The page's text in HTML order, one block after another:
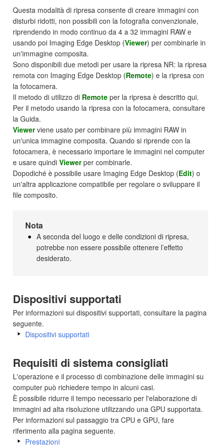
Questa modalità di ripresa consente di creare immagini con
disturbi ridotti, non possibili con la fotografia convenzionale,
riprendendo in modo continuo da 4 a 32 immagini RAW e
usando poi Imaging Edge Desktop (Viewer) per combinarle in
un'immagine composita.
Sono disponibili due metodi per usare la ripresa NR: la ripresa
remota con Imaging Edge Desktop (Remote) e la ripresa con
la fotocamera.
Il metodo di utilizzo di Remote per la ripresa è descritto qui.
Per il metodo usando la ripresa con la fotocamera, consultare
la Guida.
Viewerviene usato per combinare più immagini RAW in
un'unica immagine composita. Quando si riprende con la
fotocamera, è necessario importare le immagini nel computer
e usare quindiViewerper combinarle.
Dopodiché è possibile usare Imaging Edge Desktop (Edit) o
un'altra applicazione compatibile per regolare o sviluppare il
file composito.
Nota
A seconda del luogo e delle condizioni di ripresa,
potrebbe non essere possibile ottenere l’effetto
desiderato.
Dispositivi supportati
Per informazioni sui dispositivi supportati, consultare la pagina
seguente.
Dispositivi supportati
Requisiti di sistema consigliati
L'operazione e il processo di combinazione delle immagini su
computer può richiedere tempo in alcuni casi.
È possibile ridurre il tempo necessario per l'elaborazione di
immagini ad alta risoluzione utilizzando una GPU supportata.
Per informazioni sul passaggio tra CPU e GPU, fare
riferimento alla pagina seguente.
Prestazioni